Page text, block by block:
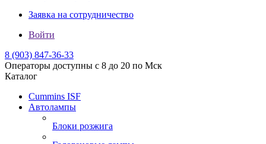
Заявка на сотрудничество
Войти
8 (903) 847-36-33
Операторы доступны с 8 до 20 по Мск
Каталог
Cummins ISF
Автолампы
Блоки розжига